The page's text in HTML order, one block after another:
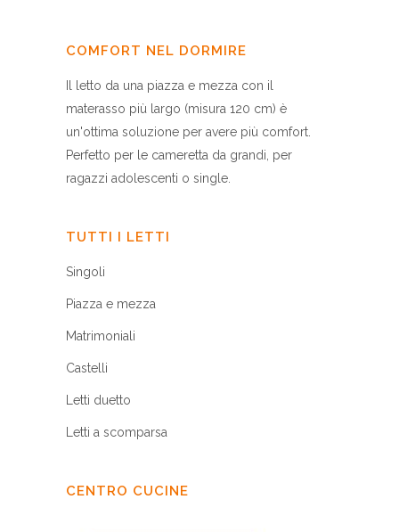
COMFORT NEL DORMIRE
Il letto da una piazza e mezza con il
materasso più largo (misura 120 cm) è
un'ottima soluzione per avere più comfort.
Perfetto per le cameretta da grandi, per
ragazzi adolescenti o single.
TUTTI I LETTI
Singoli
Piazza e mezza
Matrimoniali
Castelli
Letti duetto
Letti a scomparsa
CENTRO CUCINE